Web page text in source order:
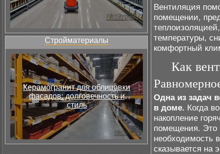
Стройматериалы
Керамогранит для облицовки
фасадов: долговечность и
стиль
Вентиляция
помещении,
температуры,
комфортный
Как
Одна из задач
в доме. Когда
накопление
помещения. Это
необходимость
сказывается на